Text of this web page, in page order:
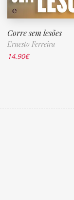
Corre sem lesões
Ernesto Ferreira
14.90€